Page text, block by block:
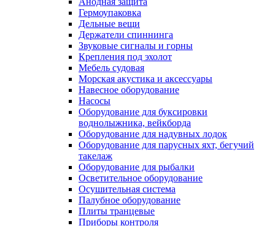
Гермоупаковка
Дельные вещи
Держатели спиннинга
Звуковые сигналы и горны
Крепления под эхолот
Мебель судовая
Морская акустика и аксессуары
Навесное оборудование
Насосы
Оборудование для буксировки
воднолыжника, вейкборда
Оборудование для надувных лодок
Оборудование для парусных яхт, бегучий
такелаж
Оборудование для рыбалки
Осветительное оборудование
Осушительная система
Палубное оборудование
Плиты транцевые
Приборы контроля